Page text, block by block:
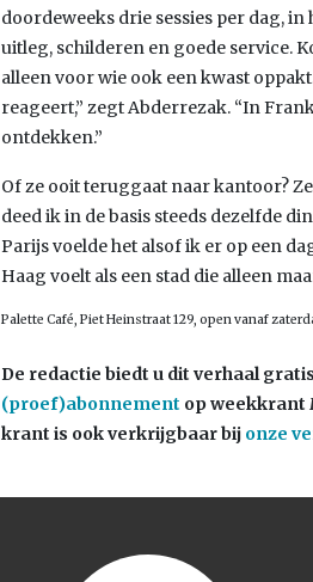
doordeweeks drie sessies per dag,
uitleg, schilderen en goede service.
alleen voor wie ook een kwast
reageert,” zegt Abderrezak. “In
ontdekken.”
Of ze ooit teruggaat naar kantoor?
deed ik in de basis steeds dezelfde
Parijs voelde het alsof ik er op een
Haag voelt als een stad die alleen
Palette Café, Piet Heinstraat 129, open vanaf
De redactie biedt u dit verhaal
(proef)abonnement op weekkrant
krant is ook verkrijgbaar bij onze